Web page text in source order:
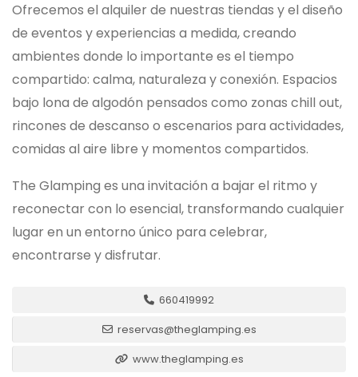
Ofrecemos el alquiler de nuestras tiendas y el diseño
de eventos y experiencias a medida, creando
ambientes donde lo importante es el tiempo
compartido: calma, naturaleza y conexión. Espacios
bajo lona de algodón pensados como zonas chill out,
rincones de descanso o escenarios para actividades,
comidas al aire libre y momentos compartidos.
The Glamping es una invitación a bajar el ritmo y
reconectar con lo esencial, transformando cualquier
lugar en un entorno único para celebrar,
encontrarse y disfrutar.
660419992
reservas@theglamping.es
www.theglamping.es